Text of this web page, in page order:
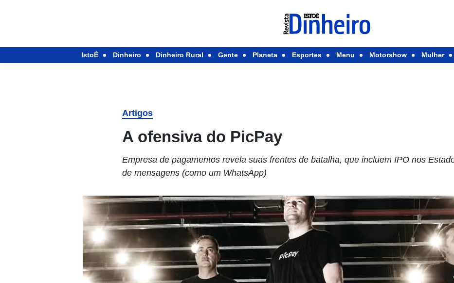
IstoÉ Dinheiro Dinheiro Rural Gente Planeta Esportes Menu Motorshow Mulher
Artigos
A ofensiva do PicPay
Empresa de pagamentos revela suas frentes de batalha, que incluem IPO nos
de mensagens (como um WhatsApp)